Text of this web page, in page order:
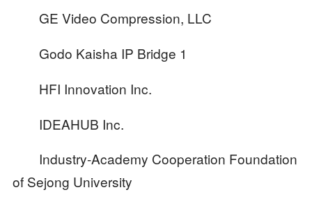
GE Video Compression, LLC
Godo Kaisha IP Bridge 1
HFI Innovation Inc.
IDEAHUB Inc.
Industry-Academy Cooperation Foundation
of Sejong University